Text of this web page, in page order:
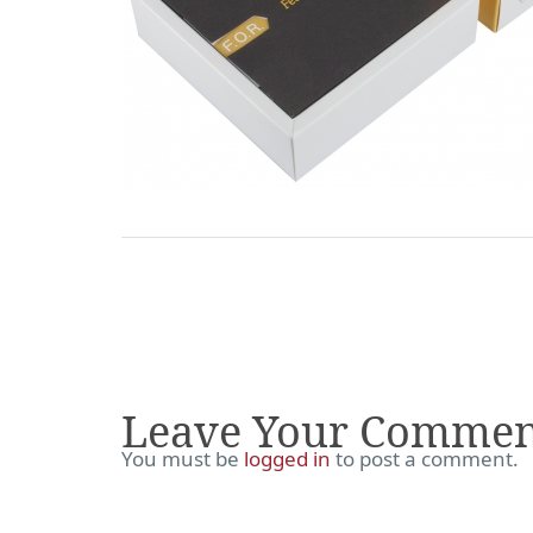
Leave Your
You must be logged in to post a comment.